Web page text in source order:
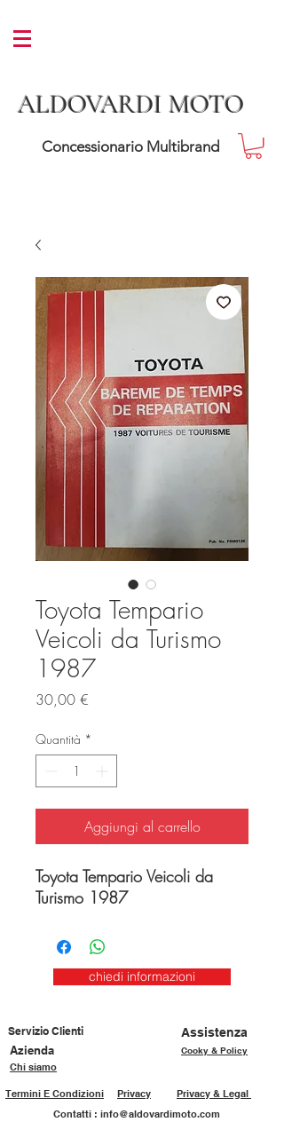
ALDOVARDI MOTO
Concessionario Multibrand
Toyota Tempario
Veicoli da Turismo
1987
30,00 €
Quantità *
Aggiungi al carrello
Toyota Tempario Veicoli da
Turismo 1987
chiedi informazioni
Servizio Clienti
Assistenza
Azienda
Cooky & Policy
Chi siamo
Privacy & Legal
Privacy
Termini E Condizioni
Contatti : info@aldovardimoto.com